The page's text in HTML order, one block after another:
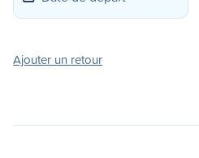
Ajouter un retour